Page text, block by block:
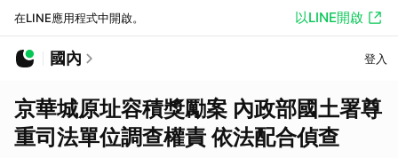
在LINE應用程式中開啟。 以LINE開啟
國內 登入
京華城原址容積獎勵案 內政部國土署尊
重司法單位調查權責 依法配合偵查